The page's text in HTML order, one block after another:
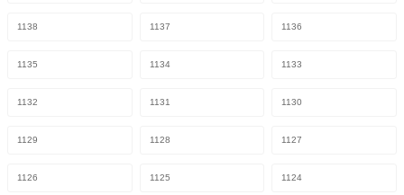
1138 1137 1136
1135 1134 1133
1132 1131 1130
1129 1128 1127
1126 1125 1124